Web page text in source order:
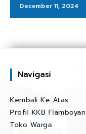
December 11, 2024
Navigasi
Kembali Ke Atas
Profil KKB Flamboyan
Toko Warga